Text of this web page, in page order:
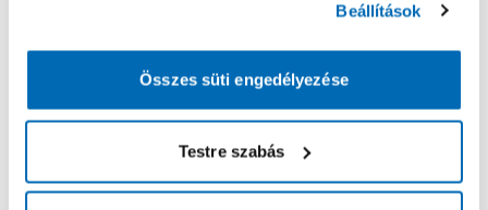
Beállítások
Összes süti engedélyezése
Testre szabás